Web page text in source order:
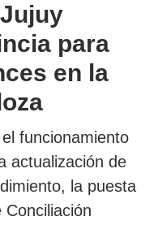
para
en la
funcionamiento
actualización de
la puesta